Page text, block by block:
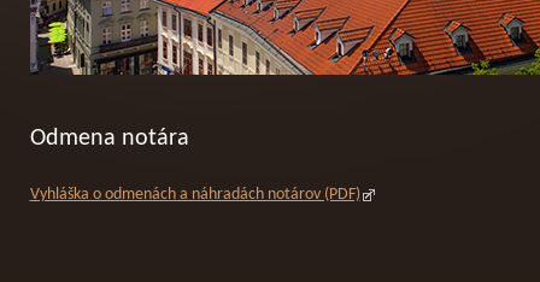
Odmena notára
Vyhláška o odmenách a náhradách notárov (PDF)